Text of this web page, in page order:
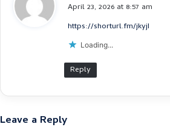
s
April 23, 2026 at 8:57 am
https://shorturl.fm/jkyjI
Loading...
Reply
Leave a Reply